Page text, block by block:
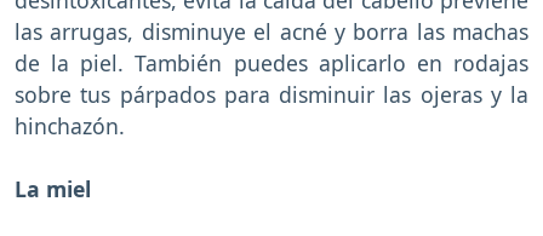
las arrugas, disminuye el acné y borra las machas
de la piel. También puedes aplicarlo en rodajas
sobre tus párpados para disminuir las ojeras y la
hinchazón.
La miel